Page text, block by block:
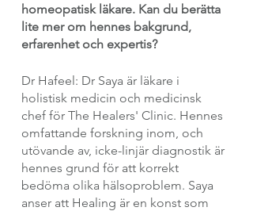
homeopatisk läkare. Kan du berätta
lite mer om hennes bakgrund,
erfarenhet och expertis?
Dr Hafeel: Dr Saya är läkare i
holistisk medicin och medicinsk
chef för The Healers' Clinic. Hennes
omfattande forskning inom, och
utövande av, icke-linjär diagnostik är
hennes grund för att korrekt
bedöma olika hälsoproblem. Saya
anser att Healing är en konst som